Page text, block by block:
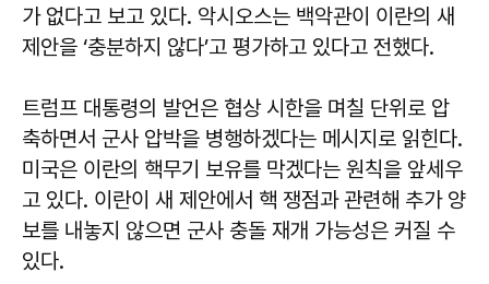
가 없다고 보고 있다. 악시오스는 백악관이 이란의 새
제안을 ‘충분하지 않다’고 평가하고 있다고 전했다.
트럼프 대통령의 발언은 협상 시한을 며칠 단위로 압
축하면서 군사 압박을 병행하겠다는 메시지로 읽힌다.
미국은 이란의 핵무기 보유를 막겠다는 원칙을 앞세우
고 있다. 이란이 새 제안에서 핵 쟁점과 관련해 추가 양
보를 내놓지 않으면 군사 충돌 재개 가능성은 커질 수
있다.